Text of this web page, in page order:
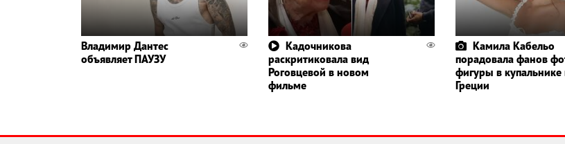
Владимир Дантес
объявляет ПАУЗУ
Кадочникова
раскритиковала вид
Роговцевой в новом
фильме
Камила Кабельо
порадовала фанов
фигуры в купальнике
Греции